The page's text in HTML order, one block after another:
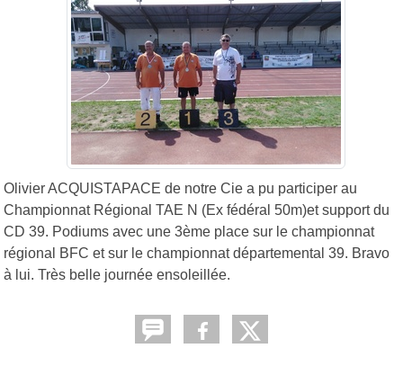
Olivier ACQUISTAPACE de notre Cie a pu participer au
Championnat Régional TAE N (Ex fédéral 50m)et support du
CD 39. Podiums avec une 3ème place sur le championnat
régional BFC et sur le championnat départemental 39. Bravo
à lui. Très belle journée ensoleillée.